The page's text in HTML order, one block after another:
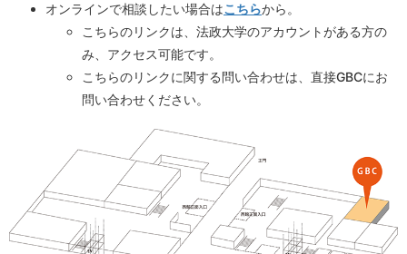
オンラインで相談したい場合はこちらから。
こちらのリンクは、法政大学のアカウントがある方の
み、アクセス可能です。
こちらのリンクに関する問い合わせは、直接GBCにお
問い合わせください。